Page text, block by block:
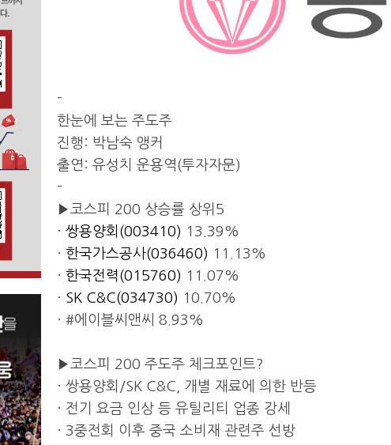
-
한눈에 보는 주도주
진행: 박남숙 앵커
출연: 유성치 운용역(투자자문)
-
▶코스피 200 상승률 상위5
· 쌍용양회(003410) 13.39%
· 한국가스공사(036460) 11.13%
· 한국전력(015760) 11.07%
· SK C&C(034730) 10.70%
· #에이블씨앤씨 8.93%
▶코스피 200 주도주 체크포인트?
· 쌍용양회/SK C&C, 개별 재료에 의한 반등
· 전기 요금 인상 등 유틸리티 업종 강세
· 3중전회 이후 중국 소비재 관련주 선방